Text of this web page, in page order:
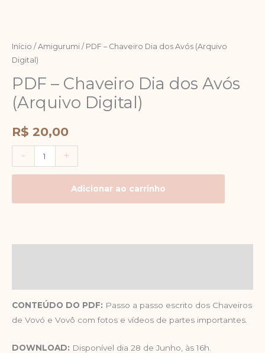
Início / Amigurumi / PDF – Chaveiro Dia dos Avós (Arquivo
Digital)
PDF – Chaveiro Dia dos Avós
(Arquivo Digital)
R$ 20,00
- +
Adicionar ao carrinho
CONTEÚDO DO PDF: Passo a passo escrito dos Chaveiros
de Vovó e Vovô com fotos e vídeos de partes importantes.
DOWNLOAD: Disponível dia 28 de Junho, às 16h.